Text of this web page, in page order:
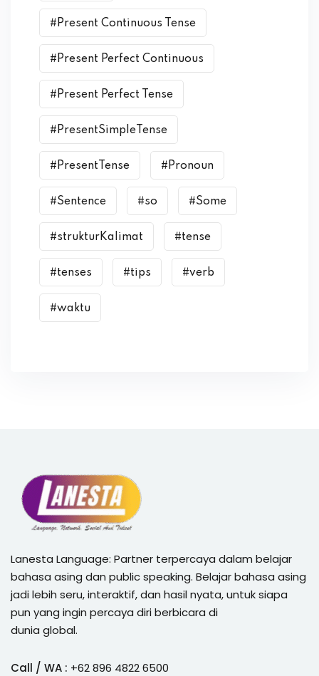
#Present Continuous Tense
#Present Perfect Continuous
#Present Perfect Tense
#PresentSimpleTense
#PresentTense #Pronoun
#Sentence #so #Some
#strukturKalimat #tense
#tenses #tips #verb
#waktu
Lanesta Language: Partner terpercaya dalam belajar
bahasa asing dan public speaking. Belajar bahasa asing
jadi lebih seru, interaktif, dan hasil nyata, untuk siapa
pun yang ingin percaya diri berbicara di
dunia global.
Call / WA : +62 896 4822 6500